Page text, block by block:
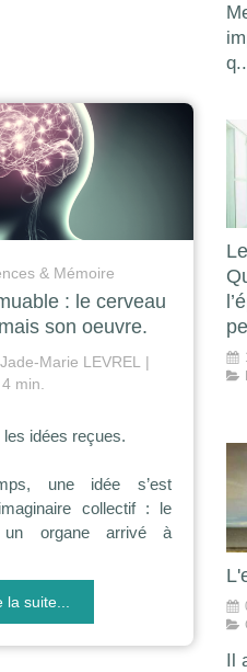
& Mémoire
: le cerveau
son oeuvre.
Jade-Marie LEVREL
4 min.
idées reçues.
une idée s’est
collectif : le
un organe arrivé à
la suite...
Il